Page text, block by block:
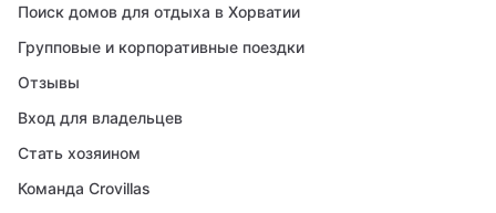
Поиск домов для отдыха в Хорватии
Групповые и корпоративные поездки
Отзывы
Вход для владельцев
Стать хозяином
Команда Crovillas